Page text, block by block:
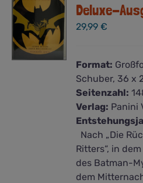
Deluxe-
29,99€
Format:
Schuber, 36 x
Seitenzahl:
Verlag: Panini
Nach „Die
Ritters“, in
des Batman-
dem